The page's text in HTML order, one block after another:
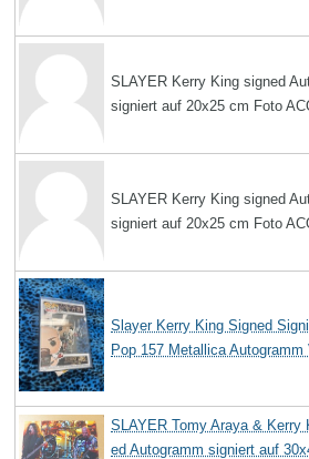
SLAYER Kerry King signed
signiert auf 20x25 cm Foto
SLAYER Kerry King signed
signiert auf 20x25 cm Foto
Slayer Kerry King Signed
Pop 157 Metallica
SLAYER Tomy Araya & Kerry
ed Autogramm signiert auf